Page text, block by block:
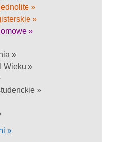
»
»
»
»
Wieku »
»
»